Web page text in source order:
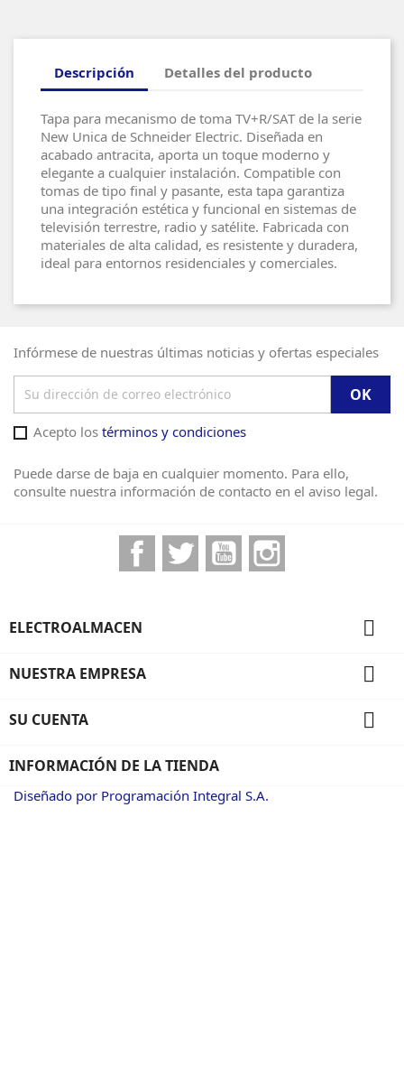
Descripción Detalles del producto
Tapa para mecanismo de toma TV+R/SAT de la serie
New Unica de Schneider Electric. Diseñada en
acabado antracita, aporta un toque moderno y
elegante a cualquier instalación. Compatible con
tomas de tipo final y pasante, esta tapa garantiza
una integración estética y funcional en sistemas de
televisión terrestre, radio y satélite. Fabricada con
materiales de alta calidad, es resistente y duradera,
ideal para entornos residenciales y comerciales.
Infórmese de nuestras últimas noticias y ofertas especiales
Acepto los términos y condiciones
Puede darse de baja en cualquier momento. Para ello,
consulte nuestra información de contacto en el aviso legal.
FacebookTwitter YouTube
ELECTROALMACEN 
NUESTRA EMPRESA 
SU CUENTA 
INFORMACIÓN DE LA TIENDA
Diseñado por Programación Integral S.A.